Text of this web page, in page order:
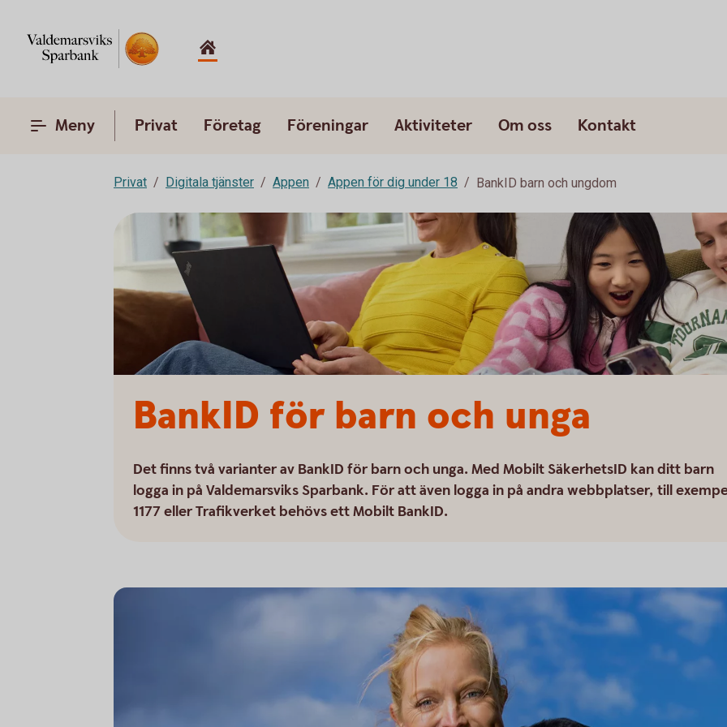
Meny Privat Företag Föreningar Aktiviteter Om oss Kontakt
Privat Digitala tjänster Appen Appen för dig under 18 BankID barn och ungdom
BankID för barn och unga
Det finns två varianter av BankID för barn och unga. Med Mobilt SäkerhetsID kan ditt barn
logga in på Valdemarsviks Sparbank. För att även logga in på andra webbplatser, till
1177 eller Trafikverket behövs ett Mobilt BankID.